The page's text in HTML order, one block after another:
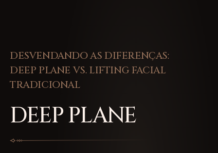
DESVENDANDO AS DIFERENÇAS:
DEEP PLANE VS. LIFTING FACIAL
TRADICIONAL
DEEP PLANE